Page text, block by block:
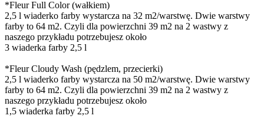
*Fleur Full Color (wałkiem)
2,5 l wiaderko farby wystarcza na 32 m2/warstwę. Dwie warstwy
farby to 64 m2. Czyli dla powierzchni 39 m2 na 2 wastwy z
naszego przykładu potrzebujesz około
3 wiaderka farby 2,5 l
*Fleur Cloudy Wash (pędzlem, przecierki)
2,5 l wiaderko farby wystarcza na 50 m2/warstwę. Dwie warstwy
farby to 64 m2. Czyli dla powierzchni 39 m2 na 2 wastwy z
naszego przykładu potrzebujesz około
1,5 wiaderka farby 2,5 l